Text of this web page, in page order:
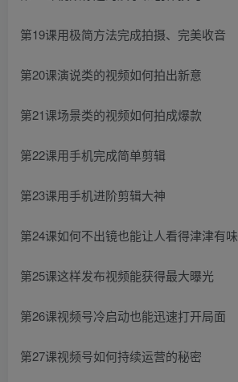
第19课用极简方法完成拍摄、完美收音
第20课演说类的视频如何拍出新意
第21课场景类的视频如何拍成爆款
第22课用手机完成简单剪辑
第23课用手机进阶剪辑大神
第24课如何不出镜也能让人看得津津有味
第25课这样发布视频能获得最大曝光
第26课视频号冷启动也能迅速打开局面
第27课视频号如何持续运营的秘密